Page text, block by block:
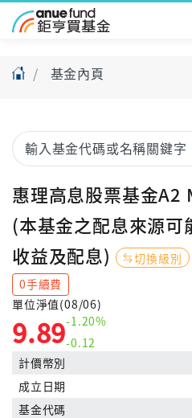
基金內頁
惠理高息股票基金A2
(本基金之配息來源
收益及配息)
切換級別
0手續費
單位淨值(08/06)
9.89-1.20%
-0.12
計價幣別
成立日期
基金代碼